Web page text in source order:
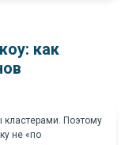
как
кластерами. Поэтому
не «по